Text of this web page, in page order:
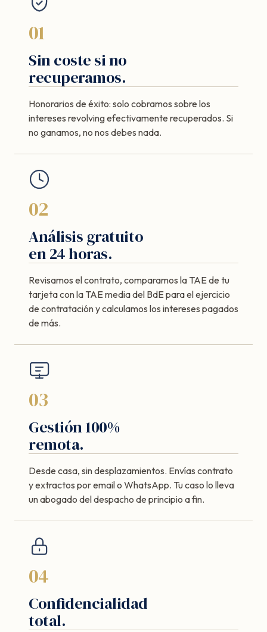
01
Sin coste si no
recuperamos.
Honorarios de éxito: solo cobramos sobre los
intereses revolving efectivamente recuperados. Si
no ganamos, no nos debes nada.
02
Análisis gratuito
en 24 horas.
Revisamos el contrato, comparamos la TAE de tu
tarjeta con la TAE media del BdE para el ejercicio
de contratación y calculamos los intereses pagados
de más.
03
Gestión 100%
remota.
Desde casa, sin desplazamientos. Envías contrato
y extractos por email o WhatsApp. Tu caso lo lleva
un abogado del despacho de principio a fin.
04
Confidencialidad
total.